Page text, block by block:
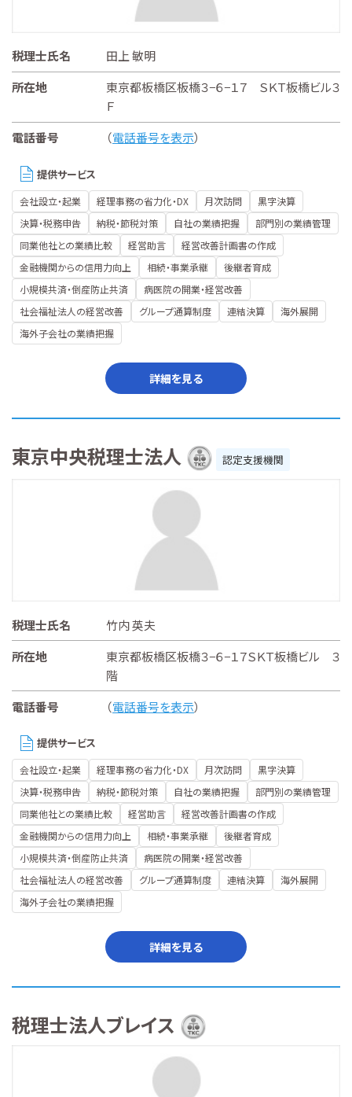
税理士氏名
田上 敏明
所在地
東京都板橋区板橋３−６−１７ ＳＫＴ板橋ビル３
Ｆ
電話番号
（電話番号を表示）
提供サービス
会社設立・起業 経理事務の省力化・DX 月次訪問
黒字決算
決算・税務申告
納税・節税対策 自社の業績把握
部門別の業績管理
同業他社との業績比較
経営助言
経営改善計画書の作成
金融機関からの信用力向上
相続・事業承継
後継者育成
小規模共済・倒産防止共済
病医院の開業・経営改善
社会福祉法人の経営改善
グループ通算制度 連結決算
海外展開
海外子会社の業績把握
詳細を見る
東京中央税理士法人 認定支援機関
税理士氏名
竹内 英夫
所在地
東京都板橋区板橋３−６−１７ＳＫＴ板橋ビル ３
階
電話番号
（電話番号を表示）
提供サービス
会社設立・起業 経理事務の省力化・DX 月次訪問
黒字決算
決算・税務申告
納税・節税対策 自社の業績把握
部門別の業績管理
同業他社との業績比較
経営助言
経営改善計画書の作成
金融機関からの信用力向上
相続・事業承継
後継者育成
小規模共済・倒産防止共済
病医院の開業・経営改善
社会福祉法人の経営改善
グループ通算制度 連結決算
海外展開
海外子会社の業績把握
詳細を見る
税理士法人ブレイス